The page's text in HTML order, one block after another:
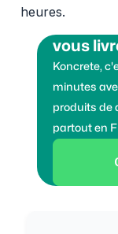
heures.
vous
Koncrete,
minutes
produits de
partout en